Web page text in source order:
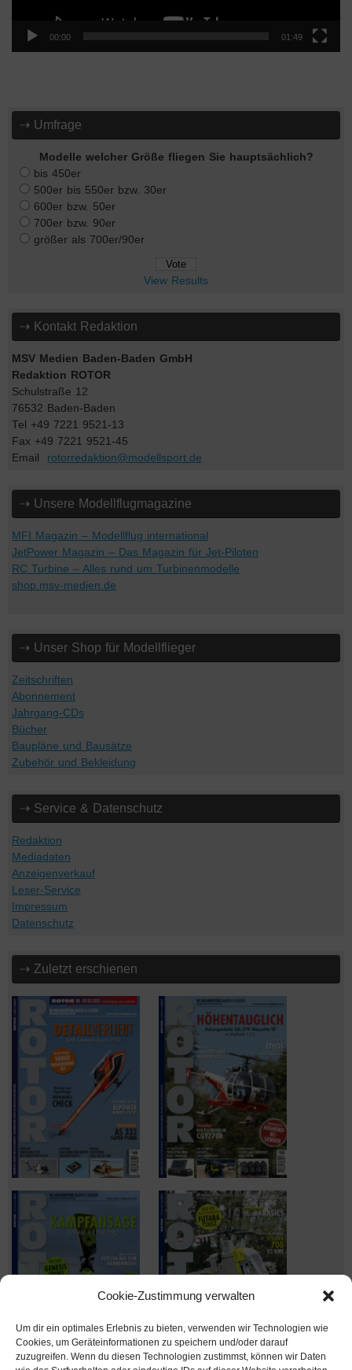
Cookie-Zustimmung verwalten
Um dir ein optimales Erlebnis zu bieten, verwenden wir Technologien wie
Cookies, um Geräteinformationen zu speichern und/oder darauf
zuzugreifen. Wenn du diesen Technologien zustimmst, können wir Daten
00:00 01:49
⇢ Umfrage
Modelle welcher Größe fliegen Sie hauptsächlich?
bis 450er
500er bis 550er bzw. 30er
600er bzw. 50er
700er bzw. 90er
größer als 700er/90er
View Results
⇢ Kontakt Redaktion
MSV Medien Baden-Baden GmbH
Redaktion ROTOR
Schulstraße 12
76532 Baden-Baden
Tel +49 7221 9521-13
Fax +49 7221 9521-45
Email rotorredaktion@modellsport.de
⇢ Unsere Modellflugmagazine
MFI Magazin – Modellflug international
JetPower Magazin – Das Magazin für Jet-Piloten
RC Turbine – Alles rund um Turbinenmodelle
shop.msv-medien.de
⇢ Unser Shop für Modellflieger
Zeitschriften
Abonnement
Jahrgang-CDs
Bücher
Baupläne und Bausätze
Zubehör und Bekleidung
⇢ Service & Datenschutz
Redaktion
Mediadaten
Anzeigenverkauf
Leser-Service
Impressum
Datenschutz
⇢ Zuletzt erschienen